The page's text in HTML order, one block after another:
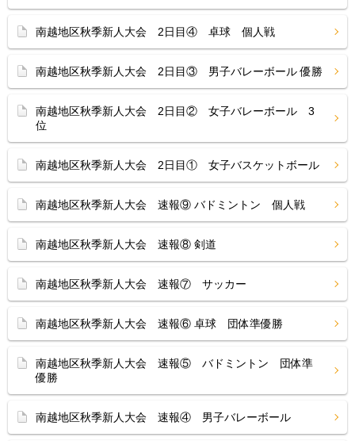
南越地区秋季新人大会 2日目④ 卓球 個人戦
南越地区秋季新人大会 2日目③ 男子バレーボール 優勝
南越地区秋季新人大会 2日目② 女子バレーボール 3
位
南越地区秋季新人大会 2日目① 女子バスケットボール
南越地区秋季新人大会 速報⑨ バドミントン 個人戦
南越地区秋季新人大会 速報⑧ 剣道
南越地区秋季新人大会 速報⑦ サッカー
南越地区秋季新人大会 速報⑥ 卓球 団体準優勝
南越地区秋季新人大会 速報⑤ バドミントン 団体準
優勝
南越地区秋季新人大会 速報④ 男子バレーボール